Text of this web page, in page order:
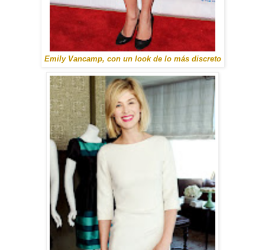
Emily Vancamp, con un look de lo más discreto